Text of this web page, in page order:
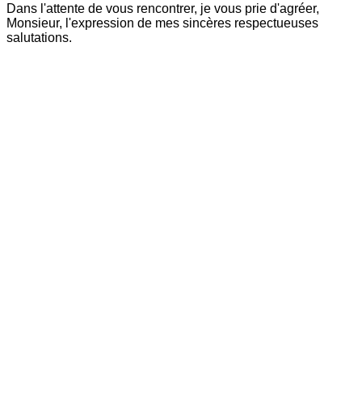
Dans l'attente de vous rencontrer, je vous prie d'agréer,
Monsieur, l'expression de mes sincères respectueuses
salutations.